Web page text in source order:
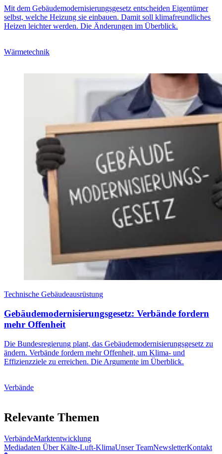
Mit dem Gebäudemodernisierungsgesetz entscheiden Eigentümer
selbst, welche Heizung sie einbauen. Damit soll klimafreundliches
Heizen leichter werden. Die Änderungen im Überblick.
Wärmetechnik
Technische Gebäudeausrüstung
Gebäudemodernisierungsgesetz: Verbände fordern
mehr Offenheit
Die Bundesregierung plant, das Gebäudemodernisierungsgesetz zu
ändern. Verbände fordern mehr Offenheit, um Klima- und
Effizienzziele zu erreichen. Die Argumente im Überblick.
Verbände
Relevante Themen
VerbändeMarktentwicklung
Mediadaten Über Kälte-Luft-KlimaUnser TeamNewsletterKontakt